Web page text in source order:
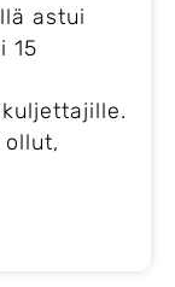
astui
15